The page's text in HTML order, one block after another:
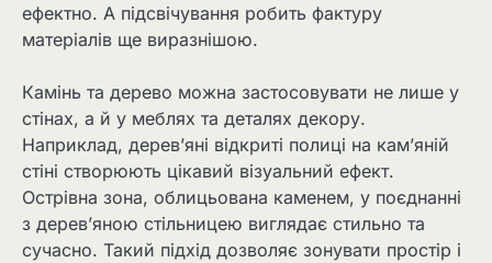
ефектно. А підсвічування робить фактуру
матеріалів ще виразнішою.
Камінь та дерево можна застосовувати не лише у
стінах, а й у меблях та деталях декору.
Наприклад, дерев’яні відкриті полиці на кам’яній
стіні створюють цікавий візуальний ефект.
Острівна зона, облицьована каменем, у поєднанні
з дерев’яною стільницею виглядає стильно та
сучасно. Такий підхід дозволяє зонувати простір і